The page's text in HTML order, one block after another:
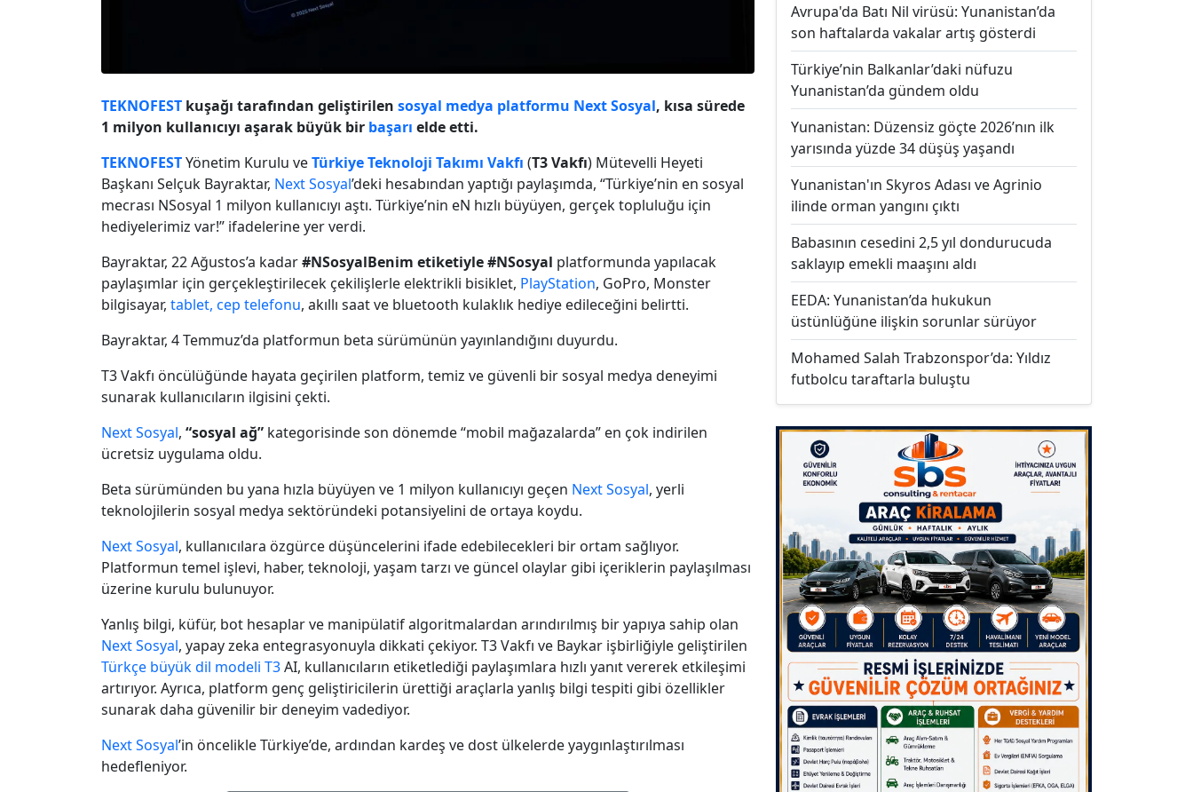
TEKNOFEST kuşağı tarafından geliştirilen sosyal medya platformu Next Sosyal, kısa sürede
1 milyon kullanıcıyı aşarak büyük bir başarı elde etti.
TEKNOFESTYönetim Kurulu veTürkiye Teknoloji Takımı Vakfı (T3 Vakfı) Mütevelli Heyeti
Başkanı Selçuk Bayraktar, Next Sosyal’deki hesabından yaptığı paylaşımda, “Türkiye’nin en sosyal
mecrası NSosyal 1 milyon kullanıcıyı aştı. Türkiye’nin eN hızlı büyüyen, gerçek topluluğu için
hediyelerimiz var!” ifadelerine yer verdi.
Bayraktar, 22 Ağustos’a kadar#NSosyalBenim etiketiyle #NSosyal platformunda yapılacak
paylaşımlar için gerçekleştirilecek çekilişlerle elektrikli bisiklet, PlayStation, GoPro, Monster
bilgisayar, tablet, cep telefonu, akıllı saat ve bluetooth kulaklık hediye edileceğini belirtti.
Bayraktar, 4 Temmuz’da platformun beta sürümünün yayınlandığını duyurdu.
T3 Vakfı öncülüğünde hayata geçirilen platform, temiz ve güvenli bir sosyal medya deneyimi
sunarak kullanıcıların ilgisini çekti.
Next Sosyal, “sosyal ağ” kategorisinde son dönemde “mobil mağazalarda” en çok indirilen
ücretsiz uygulama oldu.
Beta sürümünden bu yana hızla büyüyen ve 1 milyon kullanıcıyı geçen Next Sosyal, yerli
teknolojilerin sosyal medya sektöründeki potansiyelini de ortaya koydu.
Next Sosyal, kullanıcılara özgürce düşüncelerini ifade edebilecekleri bir ortam sağlıyor.
Platformun temel işlevi, haber, teknoloji, yaşam tarzı ve güncel olaylar gibi içeriklerin paylaşılması
üzerine kurulu bulunuyor.
Yanlış bilgi, küfür, bot hesaplar ve manipülatif algoritmalardan arındırılmış bir yapıya sahip olan
Next Sosyal, yapay zeka entegrasyonuyla dikkati çekiyor. T3 Vakfı ve Baykar işbirliğiyle geliştirilen
Türkçe büyük dil modeli T3AI, kullanıcıların etiketlediği paylaşımlara hızlı yanıt vererek etkileşimi
artırıyor. Ayrıca, platform genç geliştiricilerin ürettiği araçlarla yanlış bilgi tespiti gibi özellikler
sunarak daha güvenilir bir deneyim vadediyor.
Next Sosyal’in öncelikle Türkiye’de, ardından kardeş ve dost ülkelerde yaygınlaştırılması
hedefleniyor.
Avrupa'da Batı Nil virüsü: Yunanistan’da
son haftalarda vakalar artış gösterdi
Türkiye’nin Balkanlar’daki nüfuzu
Yunanistan’da gündem oldu
Yunanistan: Düzensiz göçte 2026’nın ilk
yarısında yüzde 34 düşüş yaşandı
Yunanistan'ın Skyros Adası ve Agrinio
ilinde orman yangını çıktı
Babasının cesedini 2,5 yıl dondurucuda
saklayıp emekli maaşını aldı
EEDA: Yunanistan’da hukukun
üstünlüğüne ilişkin sorunlar sürüyor
Mohamed Salah Trabzonspor’da: Yıldız
futbolcu taraftarla buluştu